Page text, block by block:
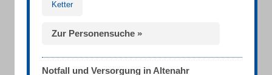
Ketter
Zur Personensuche »
Notfall und Versorgung in Altenahr